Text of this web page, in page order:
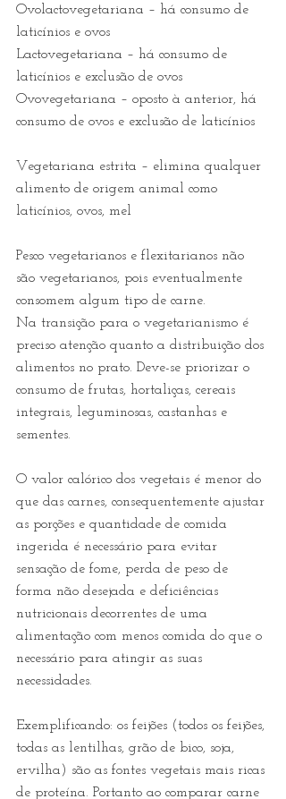
Ovolactovegetariana – há consumo de
laticínios e ovos
Lactovegetariana – há consumo de
laticínios e exclusão de ovos
Ovovegetariana – oposto à anterior, há
consumo de ovos e exclusão de laticínios
Vegetariana estrita – elimina qualquer
alimento de origem animal como
laticínios, ovos, mel
Pesco vegetarianos e flexitarianos não
são vegetarianos, pois eventualmente
consomem algum tipo de carne.
Na transição para o vegetarianismo é
preciso atenção quanto a distribuição dos
alimentos no prato. Deve-se priorizar o
consumo de frutas, hortaliças, cereais
integrais, leguminosas, castanhas e
sementes.
O valor calórico dos vegetais é menor do
que das carnes, consequentemente ajustar
as porções e quantidade de comida
ingerida é necessário para evitar
sensação de fome, perda de peso de
forma não desejada e deficiências
nutricionais decorrentes de uma
alimentação com menos comida do que o
necessário para atingir as suas
necessidades.
Exemplificando: os feijões (todos os feijões,
todas as lentilhas, grão de bico, soja,
ervilha) são as fontes vegetais mais ricas
de proteína. Portanto ao comparar carne